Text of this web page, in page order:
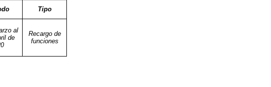
Tipo
al
de
Recargo de
funciones